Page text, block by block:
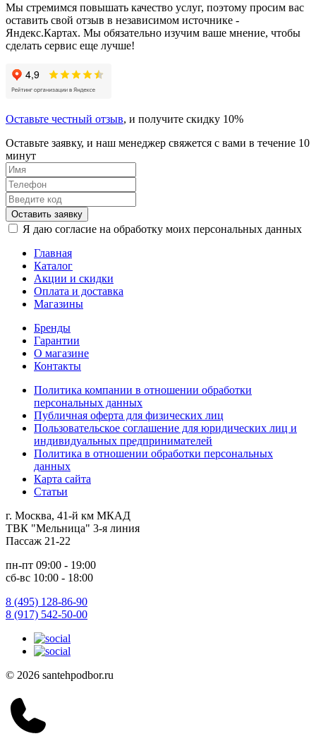
Мы стремимся повышать качество услуг, поэтому просим вас
оставить свой отзыв в независимом источнике -
Яндекс.Картах. Мы обязательно изучим ваше мнение, чтобы
сделать сервис еще лучше!
Оставьте честный отзыв, и получите скидку 10%
Оставьте заявку, и наш менеджер свяжется с вами в течение 10
минут
Оставить заявку
Я даю согласие на обработку моих персональных данных
Главная
Каталог
Акции и скидки
Оплата и доставка
Магазины
Бренды
Гарантии
О магазине
Контакты
Политика компании в отношении обработки
персональных данных
Публичная оферта для физических лиц
Пользовательское соглашение для юридических лиц и
индивидуальных предпринимателей
Политика в отношении обработки персональных
данных
Карта сайта
Статьи
г. Москва, 41-й км МКАД
ТВК "Мельница" 3-я линия
Пассаж 21-22
пн-пт 09:00 - 19:00
сб-вс 10:00 - 18:00
8 (495) 128-86-90
8 (917) 542-50-00
© 2026 santehpodbor.ru